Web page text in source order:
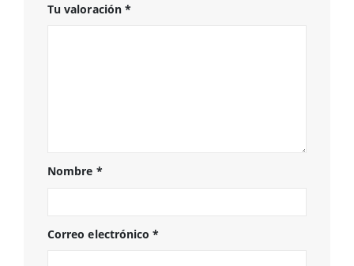
Tu valoración *
Nombre *
Correo electrónico*